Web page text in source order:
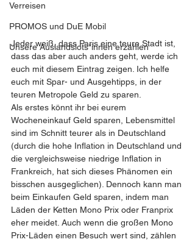
Verreisen
PROMOS und DuE Mobil
Unsere Auslandslots*innen erzählen
Jeder weiß, dass Paris eine teure Stadt ist,
dass das aber auch anders geht, werde ich
euch mit diesem Eintrag zeigen. Ich helfe
euch mit Spar- und Ausgehtipps, in der
teuren Metropole Geld zu sparen.
Als erstes könnt ihr bei eurem
Wocheneinkauf Geld sparen, Lebensmittel
sind im Schnitt teurer als in Deutschland
(durch die hohe Inflation in Deutschland und
die vergleichsweise niedrige Inflation in
Frankreich, hat sich dieses Phänomen ein
bisschen ausgeglichen). Dennoch kann man
beim Einkaufen Geld sparen, indem man
Läden der Ketten Mono Prix oder Franprix
eher meidet. Auch wenn die großen Mono
Prix-Läden einen Besuch wert sind, zählen